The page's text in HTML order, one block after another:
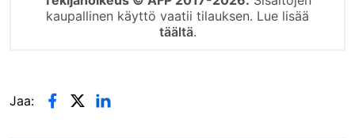
kaupallinen käyttö vaatii tilauksen. Lue lisää
täältä.
Jaa: